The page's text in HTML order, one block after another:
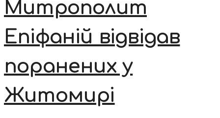
Митрополит
Епіфаній відвідав
поранених у
Житомирі